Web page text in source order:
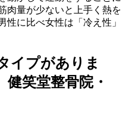
肉量が少ないと上手く熱を
性に比べ女性は「冷え性」
イプがありま
笑堂整骨院・